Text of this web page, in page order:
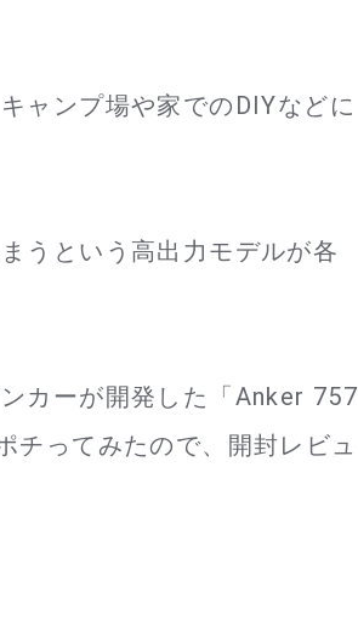
ャンプ場や家でのDIYなどに
うという高出力モデルが各
カーが開発した「Anker 757
ってみたので、開封レビュ